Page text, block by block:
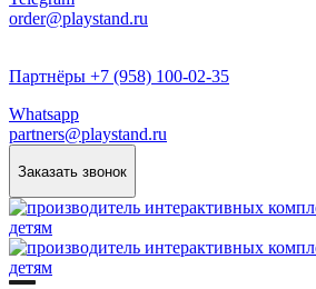
order@playstand.ru
Партнёры +7 (958) 100-02-35
Whatsapp
partners@playstand.ru
Заказать звонок